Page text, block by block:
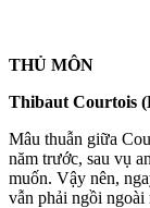
THỦ MÔN
Thibaut Courtois
Mâu thuẫn giữa
năm trước, sau vụ
muốn. Vậy nên,
vẫn phải ngồi